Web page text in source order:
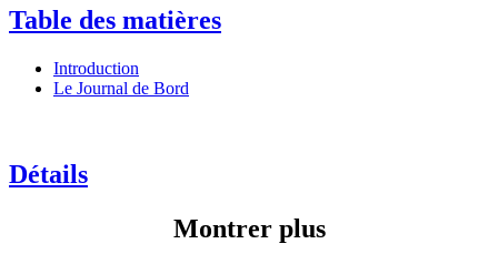
Table des matières
Introduction
Le Journal de Bord
Détails
Montrer plus